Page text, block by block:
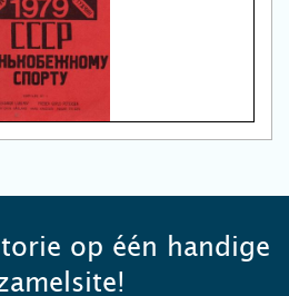
op één handige